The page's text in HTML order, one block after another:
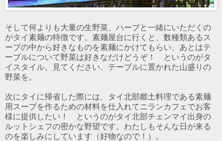
そして何よりも大量の生野菜、ハーブと一緒にいただくの
がタイ素麺の特徴です。素麺屋台に行くと、数種類あるス
ープの中から好きなものを素麺にかけてもらい、あとはテ
ーブルについて野菜は好きなだけどうぞ！ というのがタ
イスタイル。見てください、テーブルに置かれた山盛りの
野菜を。
次にタイに帰省した際には、タイ北部郷土料理である素麺
用スープを作るための材料を仕入れてニランカフェでお客
様に提供したい！ というのがタイ北部チェンマイ出身の
ルットシェフの密かな野望です。わたしもそんな日が来る
のを楽しみにしています（好物なので！）。